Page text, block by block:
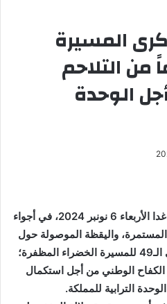
المسيرة
49 عاماً من التلاحم
الوحدة
يحتفل الشعب المغربي قاطبة، غدا الأربعاء 6 نونبر 2024، في أجواء
واليقظة الموصولة حول
قضية الوحدة الترابية، بالذكرى الـ49 للمسيرة الخضراء المظفرة؛
الوطني من أجل استكمال
الترابية للمملكة.